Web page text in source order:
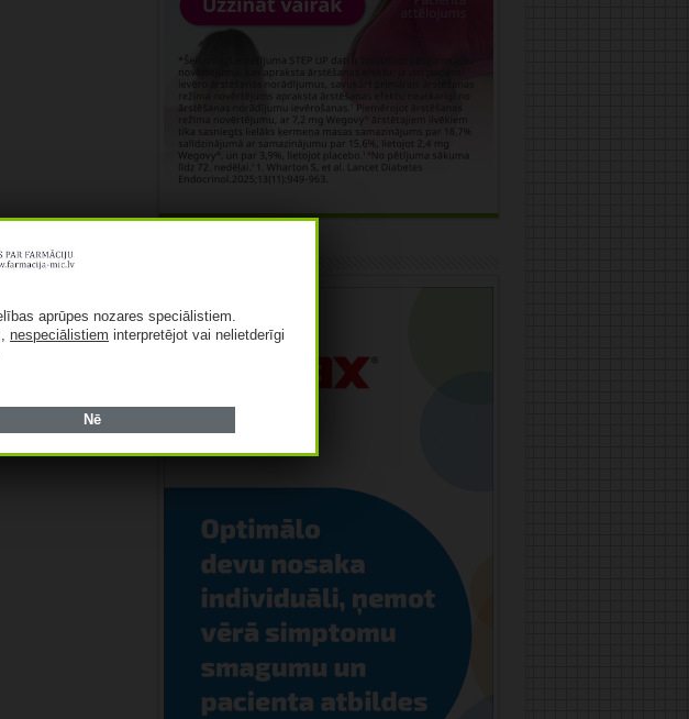
aprūpes nozares speciālistiem.
nespeciālistiem interpretējot vai nelietderīgi
Nē